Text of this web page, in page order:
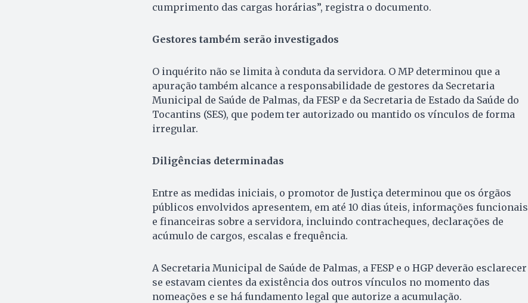
cumprimento das cargas horárias”, registra o documento.
Gestores também serão investigados
O inquérito não se limita à conduta da servidora. O MP determinou que a
apuração também alcance a responsabilidade de gestores da Secretaria
Municipal de Saúde de Palmas, da FESP e da Secretaria de Estado da Saúde do
Tocantins (SES), que podem ter autorizado ou mantido os vínculos de forma
irregular.
Diligências determinadas
Entre as medidas iniciais, o promotor de Justiça determinou que os órgãos
públicos envolvidos apresentem, em até 10 dias úteis, informações funcionais
e financeiras sobre a servidora, incluindo contracheques, declarações de
acúmulo de cargos, escalas e frequência.
A Secretaria Municipal de Saúde de Palmas, a FESP e o HGP deverão esclarecer
se estavam cientes da existência dos outros vínculos no momento das
nomeações e se há fundamento legal que autorize a acumulação.